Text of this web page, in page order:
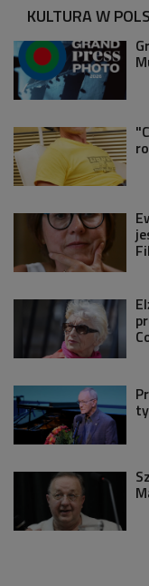
KULTURA W